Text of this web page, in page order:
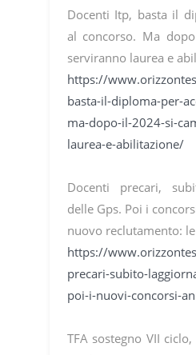
Docenti Itp, basta il
al concorso. Ma
serviranno laurea e
https://
basta-il-diploma-per-
ma-dopo-il-2024-si-
laurea-e-abilitazione/
Docenti precari,
delle Gps. Poi i
nuovo reclutamento:
https://
precari-subito-
poi-i-nuovi-concorsi-
TFA sostegno VII